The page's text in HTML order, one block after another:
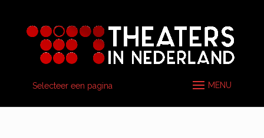
Selecteer een pagina